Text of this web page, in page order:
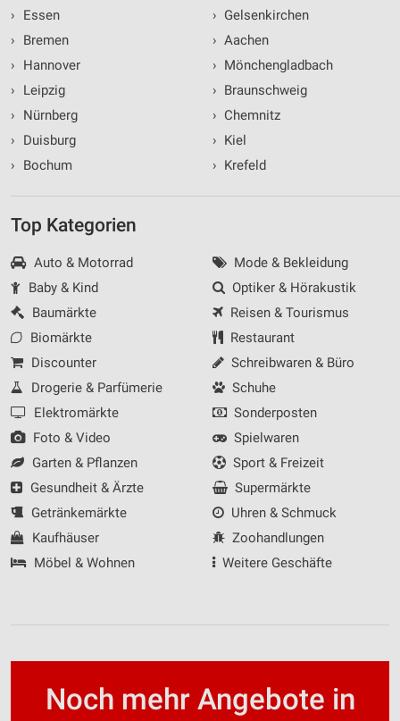
›
Essen
›
Bremen
›
Hannover
›
Leipzig
›
Nürnberg
›
Duisburg
›
Bochum
› Gelsenkirchen
› Aachen
› Mönchengladbach
› Braunschweig
› Chemnitz
› Kiel
› Krefeld
Top Kategorien
Auto & Motorrad
Baby & Kind
Baumärkte
Biomärkte
Discounter
Drogerie & Parfümerie
Elektromärkte
Foto & Video
Garten & Pflanzen
Gesundheit & Ärzte
Getränkemärkte
Kaufhäuser
Möbel & Wohnen
Mode & Bekleidung
Optiker & Hörakustik
Reisen & Tourismus
Restaurant
Schreibwaren & Büro
Schuhe
Sonderposten
Spielwaren
Sport & Freizeit
Supermärkte
Uhren & Schmuck
Zoohandlungen
Weitere Geschäfte
Noch mehr Angebote in